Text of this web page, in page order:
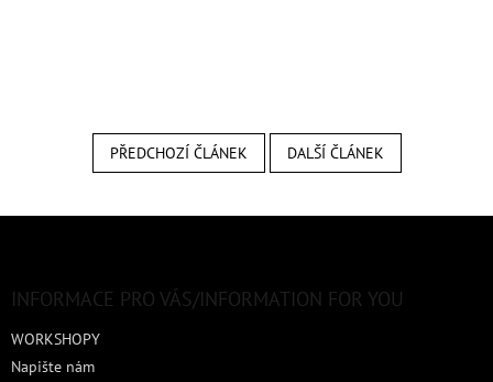
PŘEDCHOZÍ ČLÁNEK DALŠÍ ČLÁNEK
INFORMACE PRO VÁS/INFORMATION FOR YOU
WORKSHOPY
Napište nám